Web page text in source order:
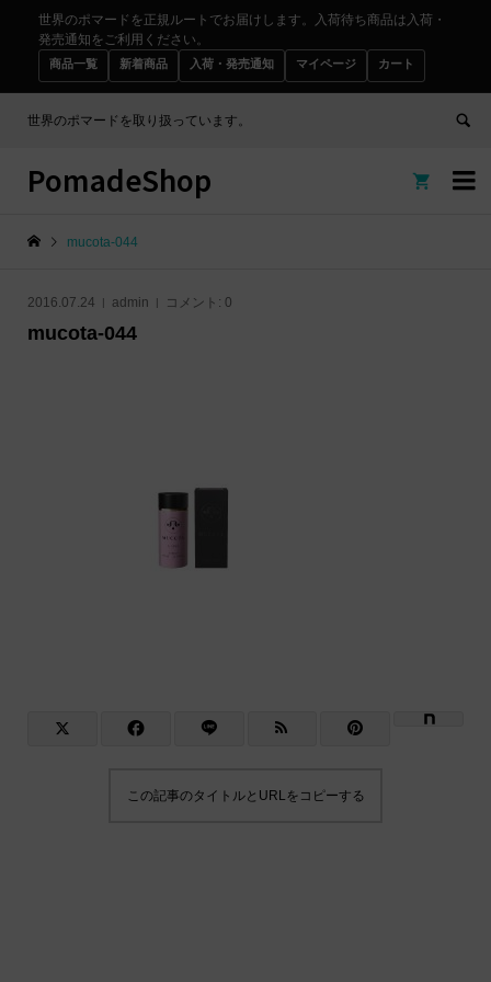
世界のポマードを正規ルートでお届けします。入荷待ち商品は入荷・
発売通知をご利用ください。
商品一覧 新着商品 入荷・発売通知 マイページ カート
世界のポマードを取り扱っています。

PomadeShop 
mucota-044
2016.07.24 admin コメント: 0
mucota-044
この記事のタイトルとURLをコピーする